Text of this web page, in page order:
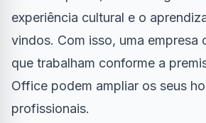
experiência cultural e o
vindos. Com isso, uma empresa
que trabalham conforme a
Office podem ampliar os seus
profissionais.